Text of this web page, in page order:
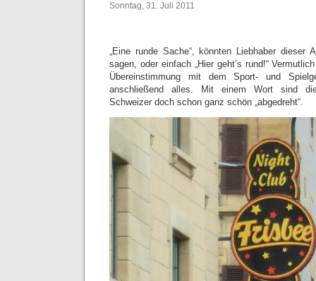
Sonntag, 31. Juli 2011
„Eine runde Sache“, könnten Liebhaber dieser
sagen, oder einfach „Hier geht’s rund!“
Übereinstimmung mit dem Sport- und
anschließend alles. Mit einem Wort sind
Schweizer doch schon ganz schön „abgedreht“.